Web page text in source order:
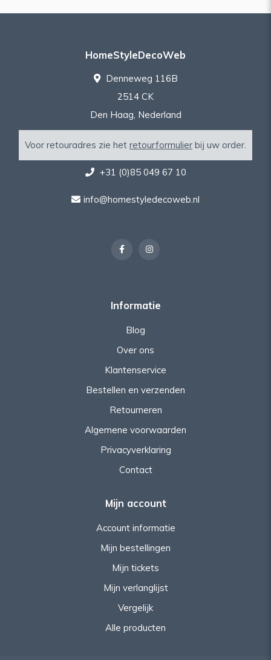
HomeStyleDecoWeb
Denneweg 116B
2514 CK
Den Haag, Nederland
Voor retouradres zie het retourformulier bij uw order.
+31 (0)85 049 67 10
info@homestyledecoweb.nl
Informatie
Blog
Over ons
Klantenservice
Bestellen en verzenden
Retourneren
Algemene voorwaarden
Privacyverklaring
Contact
Mijn account
Account informatie
Mijn bestellingen
Mijn tickets
Mijn verlanglijst
Vergelijk
Alle producten